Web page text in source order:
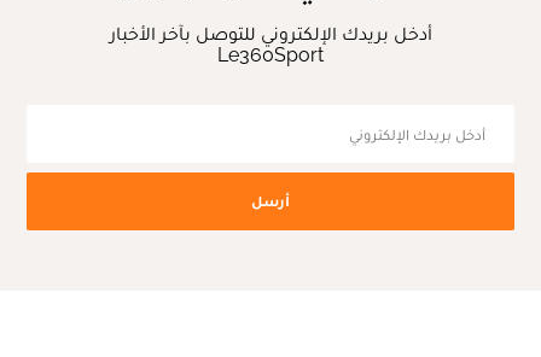
أدخل بريدك الإلكتروني للتوصل بآخر الأخبار
Le360Sport
أرسل